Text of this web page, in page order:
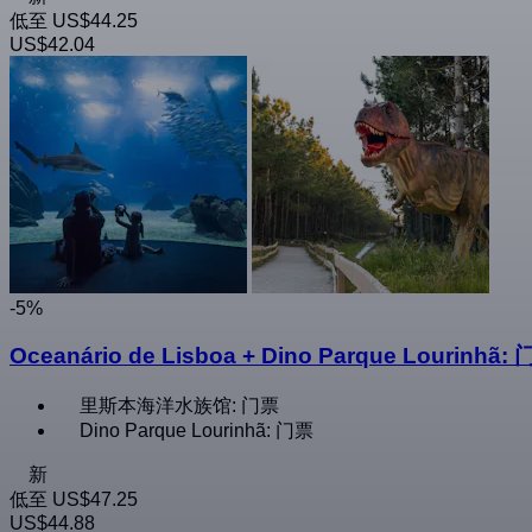
低至 US$44.25
US$42.04
-5%
Oceanário de Lisboa + Dino Parque Lourinhã:
里斯本海洋水族馆: 门票
Dino Parque Lourinhã: 门票
新
低至 US$47.25
US$44.88